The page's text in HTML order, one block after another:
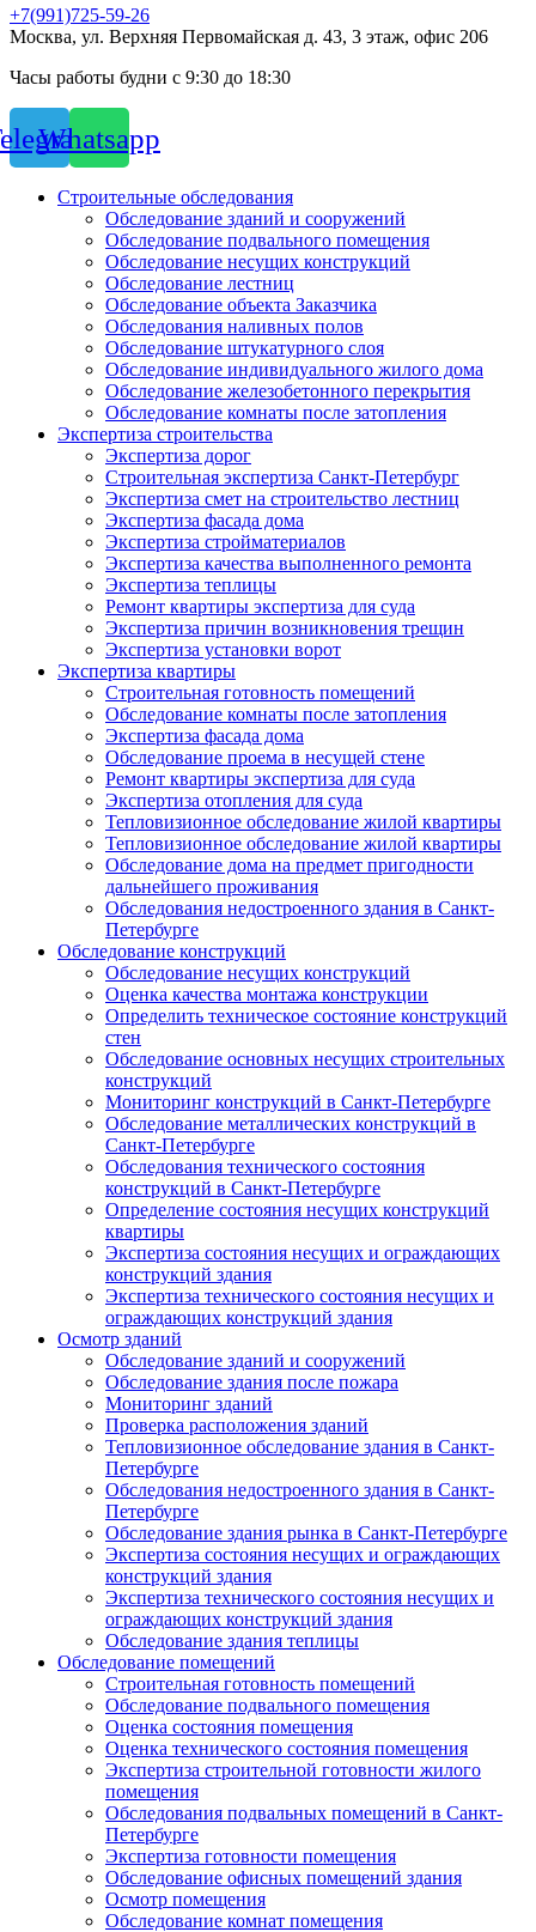
+7(991)725-59-26
Москва, ул. Верхняя Первомайская д. 43, 3 этаж, офис 206
Часы работы будни с 9:30 до 18:30
Whatsapp
Строительные обследования
Обследование зданий и сооружений
Обследование подвального помещения
Обследование несущих конструкций
Обследование лестниц
Обследование объекта Заказчика
Обследования наливных полов
Обследование штукатурного слоя
Обследование индивидуального жилого дома
Обследование железобетонного перекрытия
Обследование комнаты после затопления
Экспертиза строительства
Экспертиза дорог
Строительная экспертиза Санкт-Петербург
Экспертиза смет на строительство лестниц
Экспертиза фасада дома
Экспертиза стройматериалов
Экспертиза качества выполненного ремонта
Экспертиза теплицы
Ремонт квартиры экспертиза для суда
Экспертиза причин возникновения трещин
Экспертиза установки ворот
Экспертиза квартиры
Строительная готовность помещений
Обследование комнаты после затопления
Экспертиза фасада дома
Обследование проема в несущей стене
Ремонт квартиры экспертиза для суда
Экспертиза отопления для суда
Тепловизионное обследование жилой квартиры
Тепловизионное обследование жилой квартиры
Обследование дома на предмет пригодности
дальнейшего проживания
Обследования недостроенного здания в Санкт-
Петербурге
Обследование конструкций
Обследование несущих конструкций
Оценка качества монтажа конструкции
Определить техническое состояние конструкций
стен
Обследование основных несущих строительных
конструкций
Мониторинг конструкций в Санкт-Петербурге
Обследование металлических конструкций в
Санкт-Петербурге
Обследования технического состояния
конструкций в Санкт-Петербурге
Определение состояния несущих конструкций
квартиры
Экспертиза состояния несущих и ограждающих
конструкций здания
Экспертиза технического состояния несущих и
ограждающих конструкций здания
Осмотр зданий
Обследование зданий и сооружений
Обследование здания после пожара
Мониторинг зданий
Проверка расположения зданий
Тепловизионное обследование здания в Санкт-
Петербурге
Обследования недостроенного здания в Санкт-
Петербурге
Обследование здания рынка в Санкт-Петербурге
Экспертиза состояния несущих и ограждающих
конструкций здания
Экспертиза технического состояния несущих и
ограждающих конструкций здания
Обследование здания теплицы
Обследование помещений
Строительная готовность помещений
Обследование подвального помещения
Оценка состояния помещения
Оценка технического состояния помещения
Экспертиза строительной готовности жилого
помещения
Обследования подвальных помещений в Санкт-
Петербурге
Экспертиза готовности помещения
Обследование офисных помещений здания
Осмотр помещения
Обследование комнат помещения